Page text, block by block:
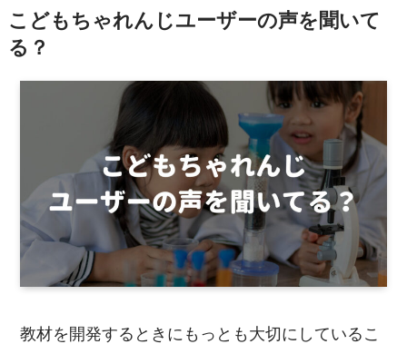
こどもちゃれんじユーザーの声を聞いて
る？
教材を開発するときにもっとも大切にしているこ